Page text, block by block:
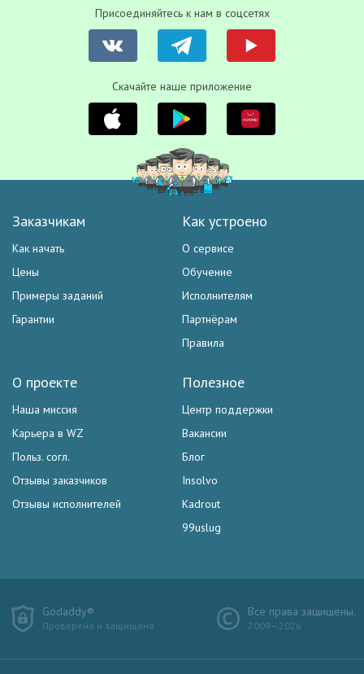
Присоединяйтесь к нам в соцсетях
Скачайте наше приложение
Заказчикам
Как начать
Цены
Примеры заданий
Гарантии
Как устроено
О сервисе
Обучение
Исполнителям
Партнёрам
Правила
Полезное
Центр поддержки
Вакансии
Блог
Insolvo
Kadrout
99uslug
О проекте
Наша миссия
Карьера в WZ
Польз. согл.
Отзывы заказчиков
Отзывы исполнителей
Godaddy®
Проверено и защищено
Все права защищены.
2009—2026